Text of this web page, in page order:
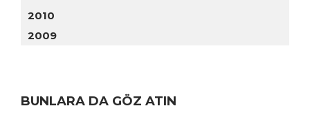
2010
2009
BUNLARA DA GÖZ ATIN